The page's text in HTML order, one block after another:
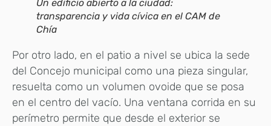
Un edificio abierto a la ciudad:
transparencia y vida cívica en el CAM de
Chía
Por otro lado, en el patio a nivel se ubica la sede
del Concejo municipal como una pieza singular,
resuelta como un volumen ovoide que se posa
en el centro del vacío. Una ventana corrida en su
perímetro permite que desde el exterior se